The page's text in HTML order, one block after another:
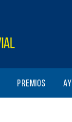
Premios